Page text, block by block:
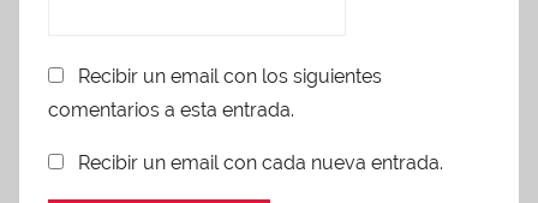
Recibir un email con los siguientes
comentarios a esta entrada.
Recibir un email con cada nueva entrada.